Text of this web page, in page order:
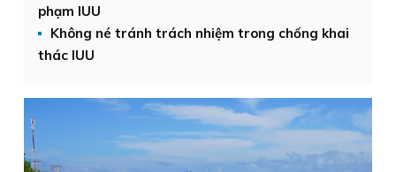
phạm IUU
Không né tránh trách nhiệm trong chống khai
thác IUU